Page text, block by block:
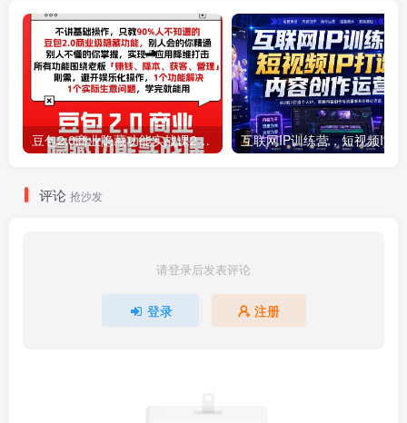
豆包2.0商业隐藏功能实战课2026，1个功能解决1个实际生意问题，学完就能用
评论 抢沙发
请登录后发表评论
登录 注册